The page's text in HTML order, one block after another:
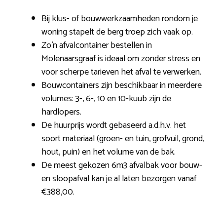
Bij klus- of bouwwerkzaamheden rondom je
woning stapelt de berg troep zich vaak op.
Zo’n afvalcontainer bestellen in
Molenaarsgraaf is ideaal om zonder stress en
voor scherpe tarieven het afval te verwerken.
Bouwcontainers zijn beschikbaar in meerdere
volumes: 3-, 6-, 10 en 10-kuub zijn de
hardlopers.
De huurprijs wordt gebaseerd a.d.h.v. het
soort materiaal (groen- en tuin, grofvuil, grond,
hout, puin) en het volume van de bak.
De meest gekozen 6m3 afvalbak voor bouw-
en sloopafval kan je al laten bezorgen vanaf
€388,00.